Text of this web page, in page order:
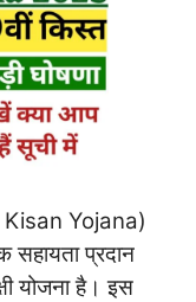
Kisan Yojana)
सहायता प्रदान
योजना है। इस